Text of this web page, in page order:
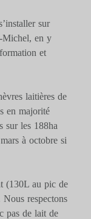
sur
Michel, en y
et
laitières de
en majorité
sur les 188ha
à octobre si
(130L au pic de
respectons
pas de lait de